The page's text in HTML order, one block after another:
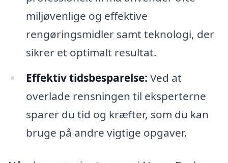
miljøvenlige og effektive
rengøringsmidler samt teknologi, der
sikrer et optimalt resultat.
Effektiv tidsbesparelse: Ved at
overlade rensningen til eksperterne
sparer du tid og kræfter, som du kan
bruge på andre vigtige opgaver.